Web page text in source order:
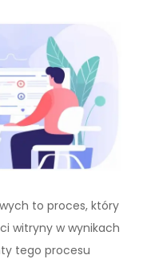
to proces, który
witryny w wynikach
tego procesu